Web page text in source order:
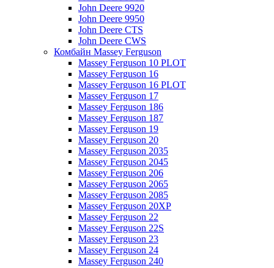
John Deere 9920
John Deere 9950
John Deere CTS
John Deere CWS
Комбайн Massey Ferguson
Massey Ferguson 10 PLOT
Massey Ferguson 16
Massey Ferguson 16 PLOT
Massey Ferguson 17
Massey Ferguson 186
Massey Ferguson 187
Massey Ferguson 19
Massey Ferguson 20
Massey Ferguson 2035
Massey Ferguson 2045
Massey Ferguson 206
Massey Ferguson 2065
Massey Ferguson 2085
Massey Ferguson 20XP
Massey Ferguson 22
Massey Ferguson 22S
Massey Ferguson 23
Massey Ferguson 24
Massey Ferguson 240